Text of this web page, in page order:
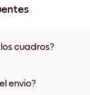
cuadros?
colores de marco,
envío?